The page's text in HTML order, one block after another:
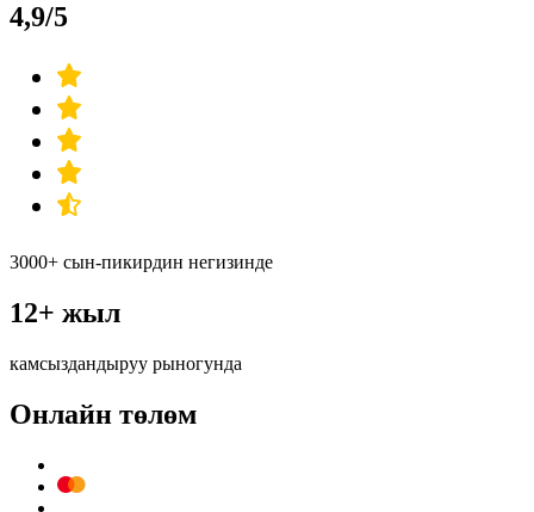
4,9/5
3000+ сын-пикирдин негизинде
12+ жыл
камсыздандыруу рыногунда
Онлайн төлөм